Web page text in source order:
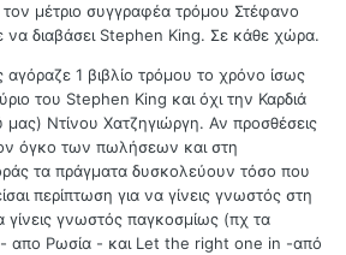
μέτριο συγγραφέα τρόμου Στέφανο
να διαβάσει Stephen King. Σε κάθε χώρα.
1 βιβλίο τρόμου το χρόνο ίσως
του Stephen King και όχι την Καρδιά
μας) Ντίνου Χατζηγιώργη. Αν προσθέσεις
όγκο των πωλήσεων και στη
τα πράγματα δυσκολεύουν τόσο που
περίπτωση για να γίνεις γνωστός στη
γνωστός παγκοσμίως (πχ τα
- απο Ρωσία - και Let the right one in -από